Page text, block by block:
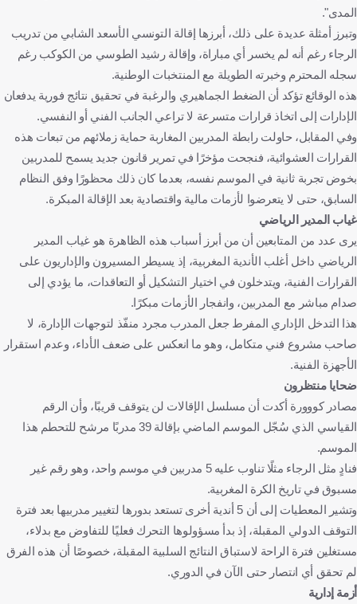
المدى".
وتبرز أمثلة عديدة على ذلك، أبرزها إقالة التونسي الأسعد الشابي من تدريب
الرجاء رغم أنه لم يخسر أي مباراة، وإقالة رشيد الطوسي من الكوكب رغم
سجله المحترم وخبرته الطويلة مع المنتخبات الوطنية.
هذه الوقائع تؤكد أن الضغط الجماهيري والرغبة في تحقيق نتائج فورية يدفعان
الإدارات إلى اتخاذ قرارات متسرعة لا تراعي الجانب الفني أو النفسي.
وفي المقابل، حاولت رابطة المدربين المغاربة حماية زملائهم من تبعات هذه
القرارات العشوائية، فنجحت مؤخرًا في تمرير قانون جديد يسمح للمدربين
بخوض تجربة ثانية في الموسم نفسه، بعدما كان ذلك محظورًا وفق النظام
السابق، حتى لا يتعرضوا لأزمات مالية واقتصادية بعد الإقالة المبكرة.
غياب المدير الرياضي
يرى عدد من المتابعين أن من أبرز أسباب هذه الظاهرة هو غياب المدير
الرياضي داخل أغلب الأندية المغربية، إذ يسيطر المسيرون والإداريون على
القرارات الفنية، ويتدخلون في اختيار التشكيل أو التعاقدات، ما يؤدي إلى
صدام مباشر مع المدربين، وانفجار الأزمات مبكرًا.
هذا التدخل الإداري المفرط جعل المدرب مجرد منفّذ لتوجهات الإدارة، لا
صاحب مشروع فني متكامل، وهو ما انعكس على ضعف الأداء، وعدم استقرار
الأجهزة الفنية.
ضحايا منتظرون
مصادر كووورة أكدت أن مسلسل الإقالات لن يتوقف قريبًا، وأن الرقم
القياسي الذي سُجّل الموسم الماضي بإقالة 39 مدربًا مرشح للتحطم هذا
الموسم.
فنادٍ مثل الرجاء مثلًا تناوب عليه 5 مدربين في موسم واحد، وهو رقم غير
مسبوق في تاريخ الكرة المغربية.
وتشير المعطيات إلى أن 5 أندية أخرى تستعد بدورها لتغيير مدربيها بعد فترة
التوقف الدولي المقبلة، إذ بدأ مسؤولوها التحرك فعليًا للتفاوض مع بدلاء،
مستغلين فترة الراحة لاستباق النتائج السلبية المقبلة، خصوصًا أن هذه الفرق
لم تحقق أي انتصار حتى الآن في الدوري.
أزمة إدارية